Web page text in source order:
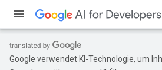
Google verwendet KI-Technologie, um